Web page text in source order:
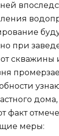
при
скважины
дома,
факт
меры: